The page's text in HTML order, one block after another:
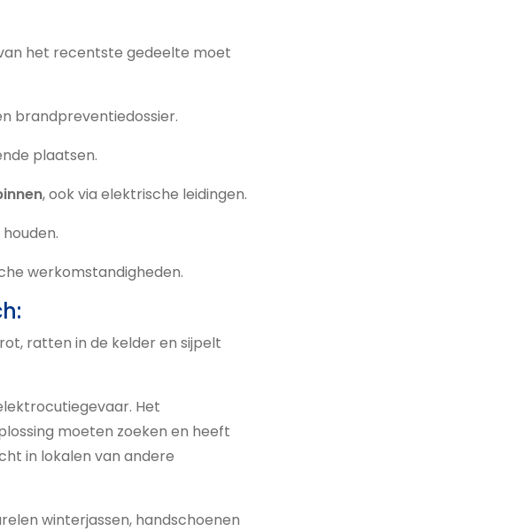
het recentste gedeelte moet
brandpreventiedossier.
plaatsen.
, ook via elektrische leidingen.
werkomstandigheden.
ratten in de kelder en sijpelt
Het
moeten zoeken en heeft
in lokalen van andere
winterjassen, handschoenen